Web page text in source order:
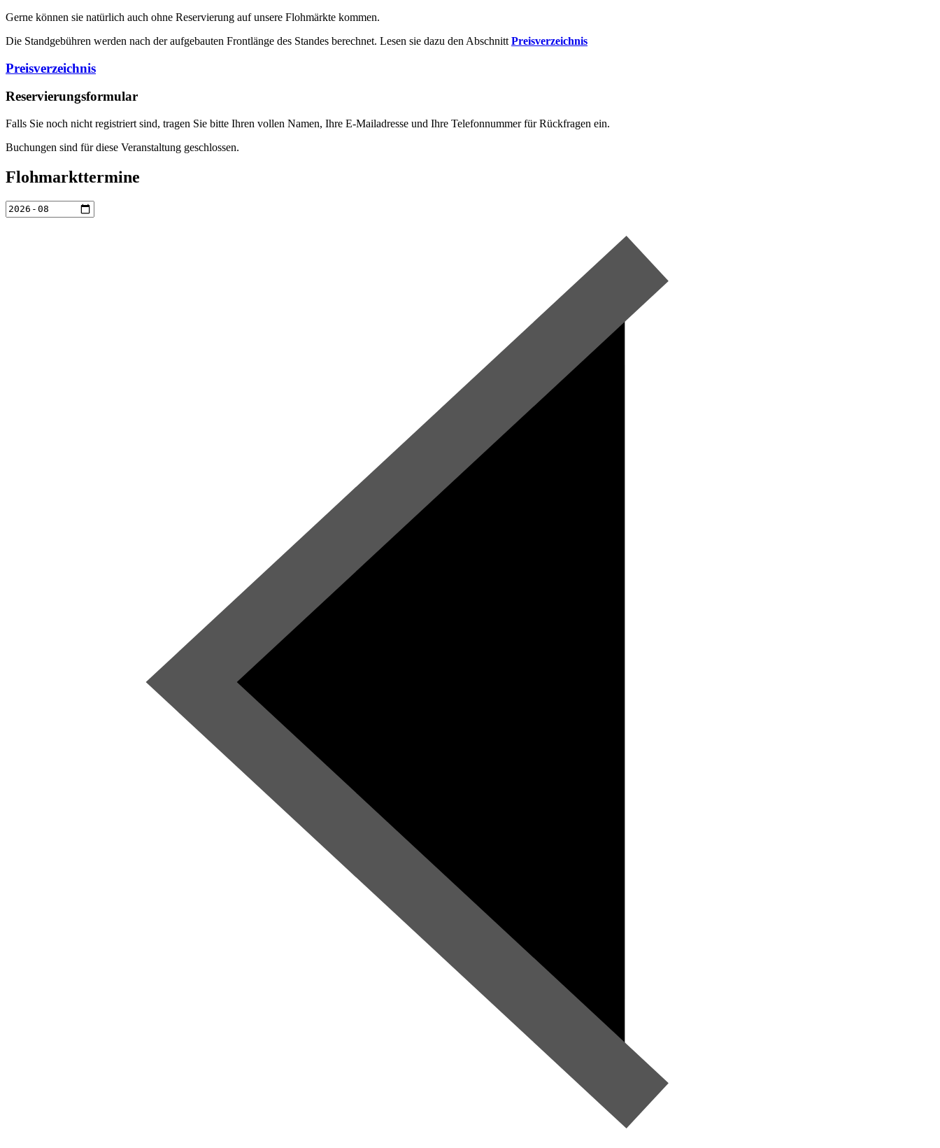
Gerne können sie natürlich auch ohne Reservierung auf unsere Flohmärkte kommen.
Die Standgebühren werden nach der aufgebauten Frontlänge des Standes berechnet. Lesen sie dazu den Abschnitt Preisverzeichnis
Preisverzeichnis
Reservierungsformular
Falls Sie noch nicht registriert sind, tragen Sie bitte Ihren vollen Namen, Ihre E-Mailadresse und Ihre Telefonnummer für Rückfragen ein.
Buchungen sind für diese Veranstaltung geschlossen.
Flohmarkttermine